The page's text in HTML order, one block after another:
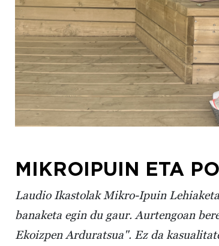
MIKROIPUIN ETA
Laudio Ikastolak Mikro-Ipuin
banaketa egin du gaur. Aurtengoan
Ekoizpen Arduratsua". Ez da